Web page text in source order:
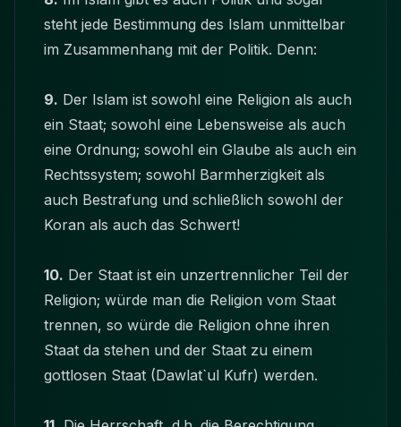
steht jede Bestimmung des Islam unmittelbar
im Zusammenhang mit der Politik. Denn:
9. Der Islam ist sowohl eine Religion als auch
ein Staat; sowohl eine Lebensweise als auch
eine Ordnung; sowohl ein Glaube als auch ein
Rechtssystem; sowohl Barmherzigkeit als
auch Bestrafung und schließlich sowohl der
Koran als auch das Schwert!
10. Der Staat ist ein unzertrennlicher Teil der
Religion; würde man die Religion vom Staat
trennen, so würde die Religion ohne ihren
Staat da stehen und der Staat zu einem
gottlosen Staat (Dawlat`ul Kufr) werden.